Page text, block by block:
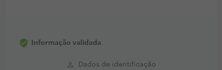
Informação validada
perm_identity Dados de identificação